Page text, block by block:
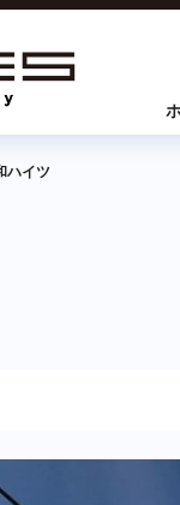
ハイツ